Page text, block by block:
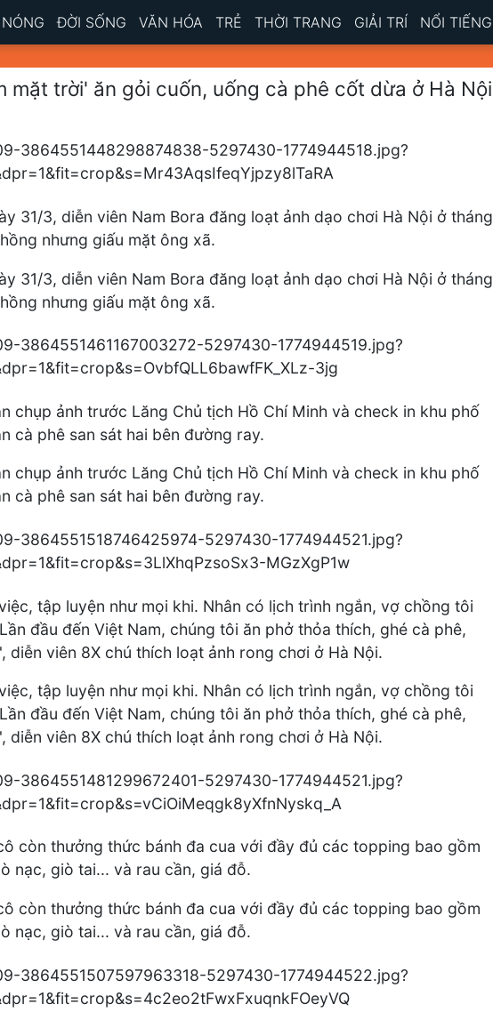
NÓNG ĐỜI SỐNG VĂN HÓA TRẺ THỜI TRANG GIẢI TRÍ NỔI TIẾNG
mặt trời' ăn gỏi cuốn, uống cà phê cốt dừa ở Hà Nội
31/3, diễn viên Nam Bora đăng loạt ảnh dạo chơi Hà Nội ở tháng
nhưng giấu mặt ông xã.
31/3, diễn viên Nam Bora đăng loạt ảnh dạo chơi Hà Nội ở tháng
nhưng giấu mặt ông xã.
chụp ảnh trước Lăng Chủ tịch Hồ Chí Minh và check in khu phố
cà phê san sát hai bên đường ray.
chụp ảnh trước Lăng Chủ tịch Hồ Chí Minh và check in khu phố
cà phê san sát hai bên đường ray.
tập luyện như mọi khi. Nhân có lịch trình ngắn, vợ chồng tôi
đầu đến Việt Nam, chúng tôi ăn phở thỏa thích, ghé cà phê,
diễn viên 8X chú thích loạt ảnh rong chơi ở Hà Nội.
tập luyện như mọi khi. Nhân có lịch trình ngắn, vợ chồng tôi
đầu đến Việt Nam, chúng tôi ăn phở thỏa thích, ghé cà phê,
diễn viên 8X chú thích loạt ảnh rong chơi ở Hà Nội.
còn thưởng thức bánh đa cua với đầy đủ các topping bao gồm
nạc, giò tai... và rau cần, giá đỗ.
còn thưởng thức bánh đa cua với đầy đủ các topping bao gồm
nạc, giò tai... và rau cần, giá đỗ.